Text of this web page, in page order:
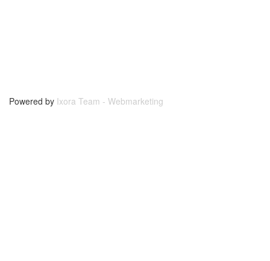
Powered by Ixora Team - Webmarketing